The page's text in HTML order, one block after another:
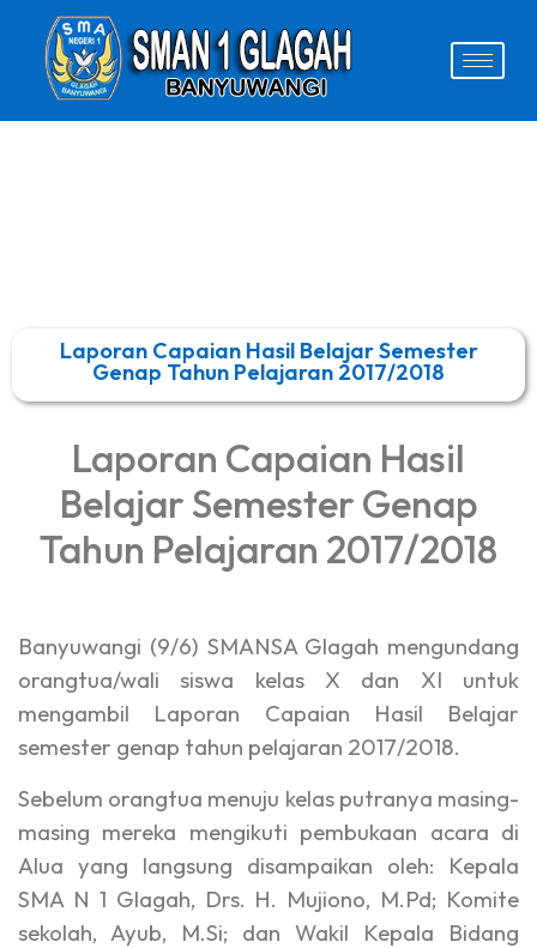
Laporan Capaian Hasil Belajar Semester
Genap Tahun Pelajaran 2017/2018
Laporan Capaian Hasil
Belajar Semester Genap
Tahun Pelajaran 2017/2018
Banyuwangi (9/6) SMANSA Glagah mengundang
orangtua/wali siswa kelas X dan XI untuk
mengambil Laporan Capaian Hasil Belajar
semester genap tahun pelajaran 2017/2018.
Sebelum orangtua menuju kelas putranya masing-
masing mereka mengikuti pembukaan acara di
Alua yang langsung disampaikan oleh: Kepala
SMA N 1 Glagah, Drs. H. Mujiono, M.Pd; Komite
sekolah, Ayub, M.Si; dan Wakil Kepala Bidang